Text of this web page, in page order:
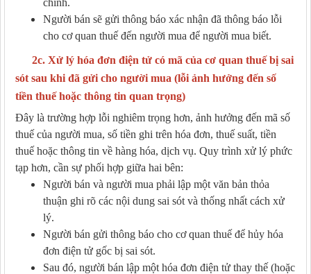
Người bán sẽ gửi thông báo xác nhận đã thông báo lỗi
cho cơ quan thuế đến người mua để người mua biết.
2c. Xử lý hóa đơn điện tử có mã của cơ quan thuế bị sai
sót sau khi đã gửi cho người mua (lỗi ảnh hưởng đến số
tiền thuế hoặc thông tin quan trọng)
Đây là trường hợp lỗi nghiêm trọng hơn, ảnh hưởng đến mã số
thuế của người mua, số tiền ghi trên hóa đơn, thuế suất, tiền
thuế hoặc thông tin về hàng hóa, dịch vụ. Quy trình xử lý phức
tạp hơn, cần sự phối hợp giữa hai bên:
Người bán và người mua phải lập một văn bản thỏa
thuận ghi rõ các nội dung sai sót và thống nhất cách xử
lý.
Người bán gửi thông báo cho cơ quan thuế để hủy hóa
đơn điện tử gốc bị sai sót.
Sau đó, người bán lập một hóa đơn điện tử thay thế (hoặc